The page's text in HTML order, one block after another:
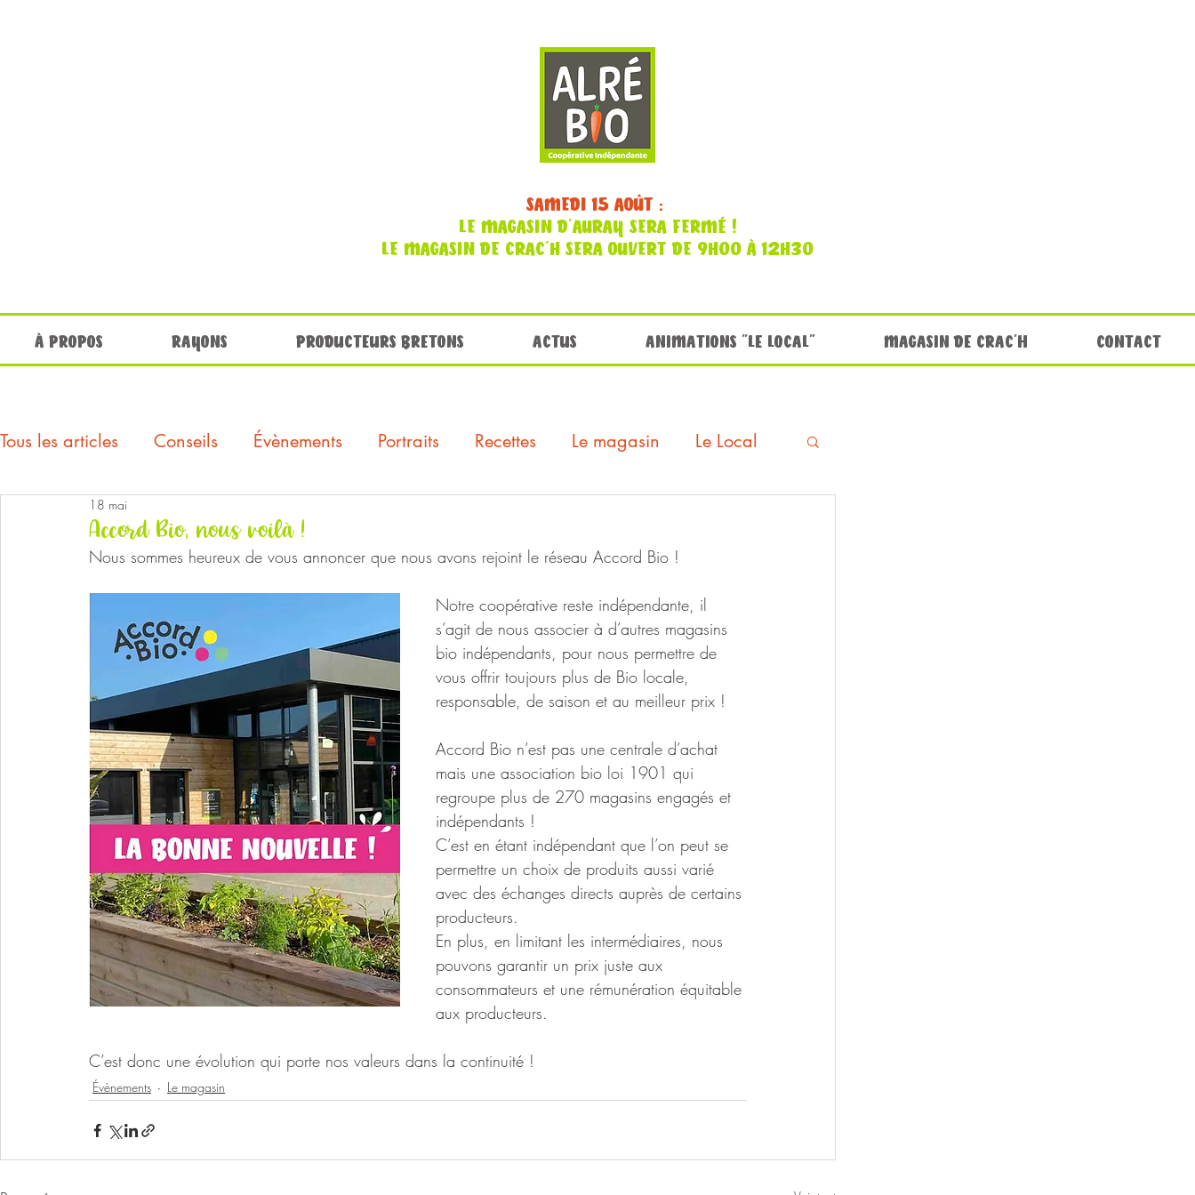
SAMEDI 15 AOÛT :
LE MAGASIN D'AURAY SERA FERMÉ !
LE MAGASIN DE CRAC'H SERA OUVERT DE 9H00 À 12H30
À PROPOS RAYONS PRODUCTEURS BRETONS ACTUS ANIMATIONS "LE LOCAL" MAGASIN DE CRAC'H CONTACT
Tous les articles Conseils Évènements Portraits Recettes Le magasin Le Local
Accord Bio, nous voilà !
18 mai
Nous sommes heureux de vous annoncer que nous avons rejoint le réseau Accord Bio !
Notre coopérative reste indépendante, il
s’agit de nous associer à d’autres magasins
bio indépendants, pour nous permettre de
vous offrir toujours plus de Bio locale,
responsable, de saison et au meilleur prix !
Accord Bio n’est pas une centrale d’achat
mais une association bio loi 1901 qui
regroupe plus de 270 magasins engagés et
indépendants !
C’est en étant indépendant que l’on peut se
permettre un choix de produits aussi varié
avec des échanges directs auprès de certains
producteurs.
En plus, en limitant les intermédiaires, nous
pouvons garantir un prix juste aux
consommateurs et une rémunération équitable
aux producteurs.
C’est donc une évolution qui porte nos valeurs dans la continuité !
Évènements Le magasin